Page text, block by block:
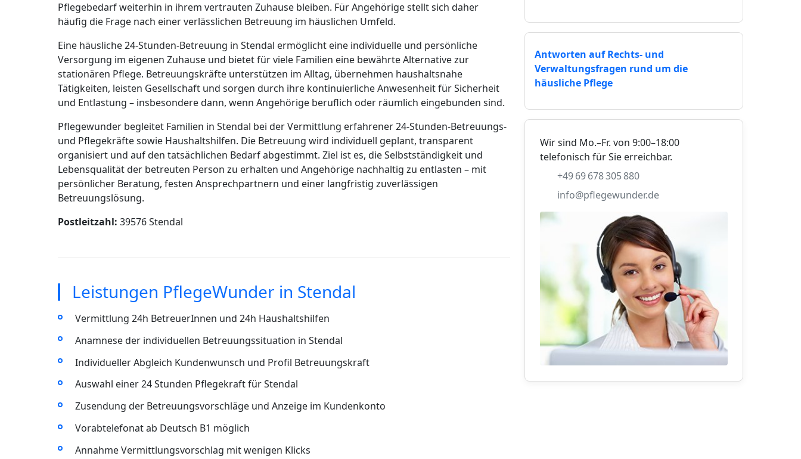
Pflegebedarf weiterhin in ihrem vertrauten Zuhause bleiben. Für Angehörige stellt sich daher
häufig die Frage nach einer verlässlichen Betreuung im häuslichen Umfeld.
Eine häusliche 24-Stunden-Betreuung in Stendal ermöglicht eine individuelle und persönliche
Versorgung im eigenen Zuhause und bietet für viele Familien eine bewährte Alternative zur
stationären Pflege. Betreuungskräfte unterstützen im Alltag, übernehmen haushaltsnahe
Tätigkeiten, leisten Gesellschaft und sorgen durch ihre kontinuierliche Anwesenheit für Sicherheit
und Entlastung – insbesondere dann, wenn Angehörige beruflich oder räumlich eingebunden sind.
Pflegewunder begleitet Familien in Stendal bei der Vermittlung erfahrener 24-Stunden-Betreuungs-
und Pflegekräfte sowie Haushaltshilfen. Die Betreuung wird individuell geplant, transparent
organisiert und auf den tatsächlichen Bedarf abgestimmt. Ziel ist es, die Selbstständigkeit und
Lebensqualität der betreuten Person zu erhalten und Angehörige nachhaltig zu entlasten – mit
persönlicher Beratung, festen Ansprechpartnern und einer langfristig zuverlässigen
Betreuungslösung.
Postleitzahl: 39576 Stendal
Leistungen PflegeWunder in Stendal
Vermittlung 24h BetreuerInnen und 24h Haushaltshilfen
Anamnese der individuellen Betreuungssituation in Stendal
Individueller Abgleich Kundenwunsch und Profil Betreuungskraft
Auswahl einer 24 Stunden Pflegekraft für Stendal
Zusendung der Betreuungsvorschläge und Anzeige im Kundenkonto
Vorabtelefonat ab Deutsch B1 möglich
Annahme Vermittlungsvorschlag mit wenigen Klicks
Antworten auf Rechts- und
Verwaltungsfragen rund um die
häusliche Pflege
Wir sind Mo.–Fr. von 9:00–18:00
telefonisch für Sie erreichbar.
+49 69 678 305 880
info@pflegewunder.de